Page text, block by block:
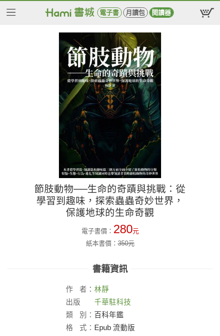
電子書 月讀包 閱讀器
節肢動物──生命的奇蹟與挑戰：從
學習到趣味，探索蟲蟲奇妙世界，
保護地球的生命奇觀
電子書價： 280元
紙本書價：350元
書籍資訊
作 者： 林靜
出版
社：
千華駐科技
類
別： 百科年鑑
格
式： Epub 流動版